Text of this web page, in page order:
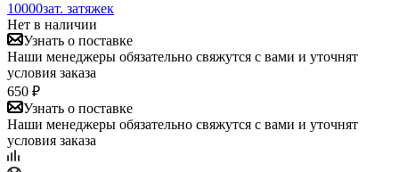
10000зат. затяжек
Нет в наличии
Узнать о поставке
Наши менеджеры обязательно свяжутся с вами и уточнят
условия заказа
650 ₽
Узнать о поставке
Наши менеджеры обязательно свяжутся с вами и уточнят
условия заказа